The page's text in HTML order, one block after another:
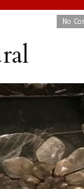
No